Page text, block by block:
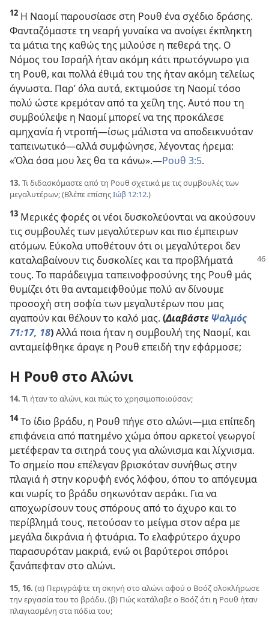
12 Η Ναομί παρουσίασε στη Ρουθ ένα σχέδιο δράσης.
Φανταζόμαστε τη νεαρή γυναίκα να ανοίγει έκπληκτη
τα μάτια της καθώς της μιλούσε η πεθερά της. Ο
Νόμος του Ισραήλ ήταν ακόμη κάτι πρωτόγνωρο για
τη Ρουθ, και πολλά έθιμά του της ήταν ακόμη τελείως
άγνωστα. Παρ’ όλα αυτά, εκτιμούσε τη Ναομί τόσο
πολύ ώστε κρεμόταν από τα χείλη της. Αυτό που τη
συμβούλεψε η Ναομί μπορεί να της προκάλεσε
αμηχανία ή ντροπή​—ίσως μάλιστα να αποδεικνυόταν
ταπεινωτικό—​αλλά συμφώνησε, λέγοντας ήρεμα:
«Όλα όσα μου λες θα τα κάνω».​—Ρουθ 3:5.
13. Τι διδασκόμαστε από τη Ρουθ σχετικά με τις συμβουλές των
μεγαλυτέρων; (Βλέπε επίσηςΙώβ 12:12.)
13 Μερικές φορές οι νέοι δυσκολεύονται να ακούσουν
τις συμβουλές των μεγαλύτερων και πιο έμπειρων
ατόμων. Εύκολα υποθέτουν ότι οι μεγαλύτεροι δεν
καταλαβαίνουν τις δυσκολίες και ταπροβλήματά
τους. Το παράδειγμα ταπεινοφροσύνης της Ρουθ μάς
θυμίζει ότι θα ανταμειφθούμε πολύ αν δίνουμε
προσοχή στη σοφία των μεγαλυτέρων που μας
αγαπούν και θέλουν το καλό μας. (Διαβάστε Ψαλμός
71:17, 18)Αλλά ποια ήταν η συμβουλή της Ναομί, και
ανταμείφθηκε άραγε η Ρουθ επειδή την εφάρμοσε;
Η Ρουθ στο Αλώνι
14. Τι ήταν το αλώνι, και πώς το χρησιμοποιούσαν;
14Το ίδιο βράδυ, η Ρουθ πήγε στο αλώνι​—μια επίπεδη
επιφάνεια από πατημένο χώμα όπου αρκετοί γεωργοί
μετέφεραν τα σιτηρά τους για αλώνισμα και λίχνισμα.
Το σημείο που επέλεγαν βρισκόταν συνήθως στην
πλαγιά ή στην κορυφή ενός λόφου, όπου το απόγευμα
και νωρίς το βράδυ σηκωνόταν αεράκι. Για να
αποχωρίσουν τους σπόρους από το άχυρο και το
περίβλημά τους, πετούσαν το μείγμα στον αέρα με
μεγάλα δικράνια ή φτυάρια. Το ελαφρύτερο άχυρο
παρασυρόταν μακριά, ενώ οι βαρύτεροι σπόροι
ξανάπεφταν στο αλώνι.
15, 16. (α) Περιγράψτε τη σκηνή στο αλώνι αφού ο Βοόζ ολοκλήρωσε
την εργασία του το βράδυ. (β) Πώς κατάλαβε ο Βοόζ ότι η Ρουθ ήταν
πλαγιασμένη στα πόδια του;